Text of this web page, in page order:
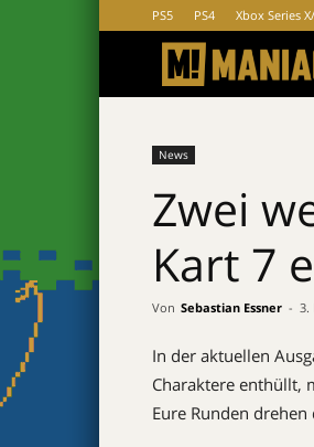
PS5 PS4 Xbox Series
News
Zwei
Kart 7
Von Sebastian Essner - 3.
In der aktuellen
Charaktere enthüllt,
Eure Runden drehen